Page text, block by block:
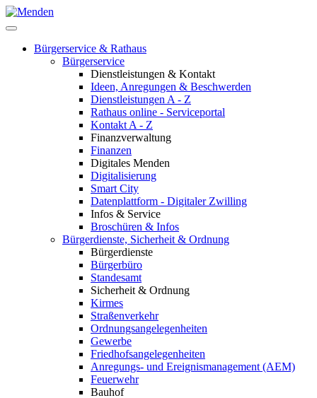
Bürgerservice & Rathaus
Bürgerservice
Dienstleistungen & Kontakt
Ideen, Anregungen & Beschwerden
Dienstleistungen A - Z
Rathaus online - Serviceportal
Kontakt A - Z
Finanzverwaltung
Finanzen
Digitales Menden
Digitalisierung
Smart City
Datenplattform - Digitaler Zwilling
Infos & Service
Broschüren & Infos
Bürgerdienste, Sicherheit & Ordnung
Bürgerdienste
Bürgerbüro
Standesamt
Sicherheit & Ordnung
Kirmes
Straßenverkehr
Ordnungsangelegenheiten
Gewerbe
Friedhofsangelegenheiten
Anregungs- und Ereignismanagement (AEM)
Feuerwehr
Bauhof